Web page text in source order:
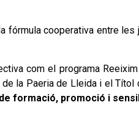
cooperativa entre
com el programa
la Paeria de Lleida i el
formació, promoció i